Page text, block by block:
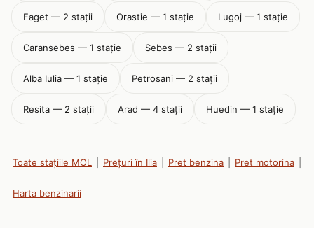
Faget — 2 stații Orastie — 1 stație Lugoj — 1 stație
Caransebes — 1 stație Sebes — 2 stații
Alba Iulia — 1 stație Petrosani — 2 stații
Resita — 2 stații Arad — 4 stații Huedin — 1 stație
Toate stațiile MOL Prețuri în Ilia Pret benzina Pret motorina
Harta benzinarii